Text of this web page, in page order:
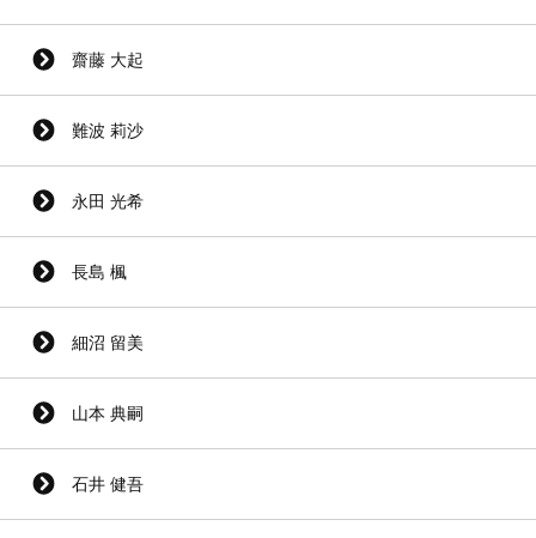
齋藤 大起
難波 莉沙
永田 光希
長島 楓
細沼 留美
山本 典嗣
石井 健吾